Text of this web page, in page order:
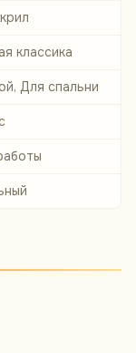
классика
Для спальни